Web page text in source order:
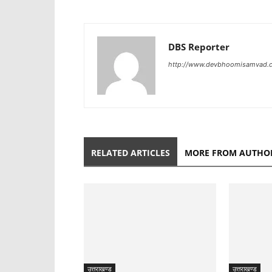
DBS Reporter
http://
RELATED ARTICLES MORE FROM
उत्तराखण्ड उत्तराखण्ड